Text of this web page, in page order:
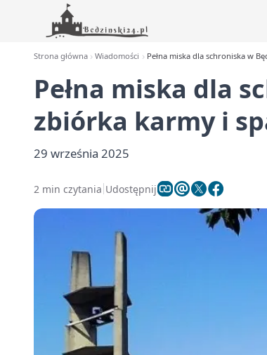
Strona główna Wiadomości Pełna miska dla schroniska w
Pełna miska dla
zbiórka karmy i
29 września 2025
2 min czytania Udostępnij